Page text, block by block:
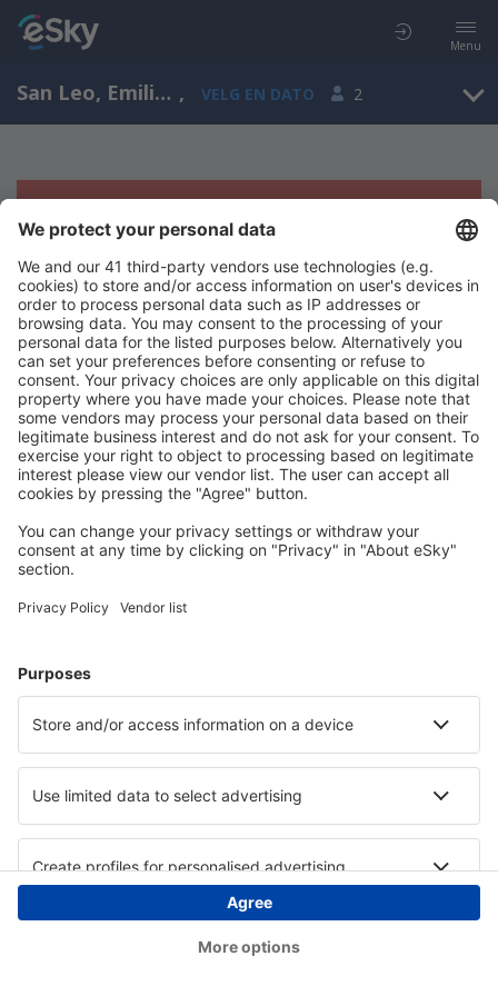
Menu
San Leo, Emilia-Romagna, Italia , VELG EN DATO 2
Beklager, søket ga ingen resultater
Prøv å søk etter andre kriterier
Copyright © eSkyTravel.no. Alle rettigheter forbeholdt.